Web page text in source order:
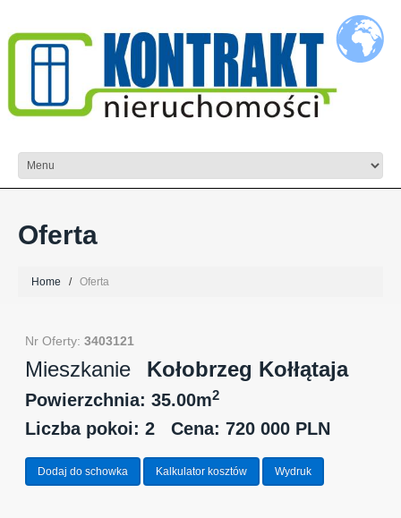
Oferta
Home Oferta
Nr Oferty:3403121
Mieszkanie Kołobrzeg Kołłątaja
Powierzchnia: 35.00m2
Liczba pokoi: 2 Cena: 720 000 PLN
Dodaj do schowka Kalkulator kosztów Wydruk